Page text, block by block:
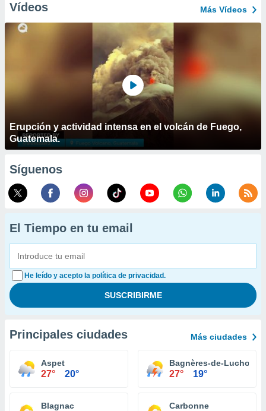
Vídeos Más Vídeos
Erupción y actividad intensa en el volcán de Fuego,
Guatemala.
Síguenos
El Tiempo en tu email
He leído y acepto la política de privacidad.
Principales ciudades Más ciudades
Aspet
27° 20°
Bagnères-de-Luchon
27° 19°
Blagnac Carbonne